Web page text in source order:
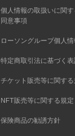
個人情報の取扱いに関
同意事項
ローソングループ個人
特定商取引法に基づく表
チケット販売等に関する
NFT販売等に関する規定
保険商品の勧誘方針